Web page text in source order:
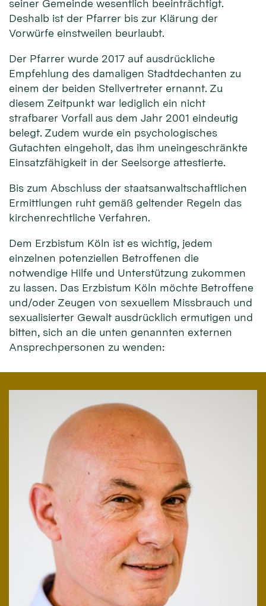
seiner Gemeinde wesentlich beeinträchtigt.
Deshalb ist der Pfarrer bis zur Klärung der
Vorwürfe einstweilen beurlaubt.
Der Pfarrer wurde 2017 auf ausdrückliche
Empfehlung des damaligen Stadtdechanten zu
einem der beiden Stellvertreter ernannt. Zu
diesem Zeitpunkt war lediglich ein nicht
strafbarer Vorfall aus dem Jahr 2001 eindeutig
belegt. Zudem wurde ein psychologisches
Gutachten eingeholt, das ihm uneingeschränkte
Einsatzfähigkeit in der Seelsorge attestierte.
Bis zum Abschluss der staatsanwaltschaftlichen
Ermittlungen ruht gemäß geltender Regeln das
kirchenrechtliche Verfahren.
Dem Erzbistum Köln ist es wichtig, jedem
einzelnen potenziellen Betroffenen die
notwendige Hilfe und Unterstützung zukommen
zu lassen. Das Erzbistum Köln möchte Betroffene
und/oder Zeugen von sexuellem Missbrauch und
sexualisierter Gewalt ausdrücklich ermutigen und
bitten, sich an die unten genannten externen
Ansprechpersonen zu wenden: